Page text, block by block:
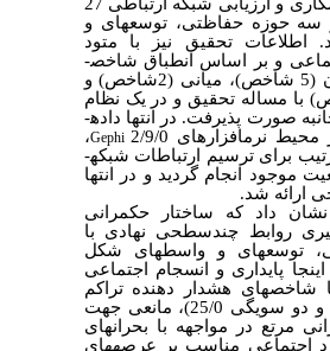
سه حوزه حفاظتی، توسعه­ای و
اطلاعات تحقیق نیز با متود
و بر اساس انطباق شاخص­
های سطوح کلان (5 شاخص)، میانی (2شاخص) و
(6 شاخص) با مساله تحقیق و در یک نظام
صورت پذیرفت. در انتها داده­
نرم­افزارهای 2/9/0
Gephi،
برای ترسیم ارتباطات شبکه­
موجود انجام گردید و در انتها
ارائه شد.
نشان داد که ساختار حکمرانی
روابط چندسطحی نهادی با
توسعه­ای و واسطه­ای شکل
پایداری و انسجام اجتماعی
شاخص­های هشدار دهنده تراکم
1/0، تمرکز 4/0 و دو سویگی 25/0)، مانعی جهت
مرتع در مواجهه با بحران­های
اجتماعی مناسب بر عرصه­های